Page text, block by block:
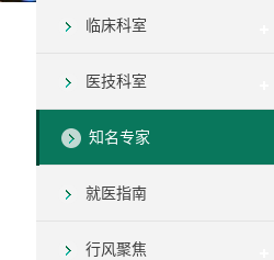
临床科室
医技科室
知名专家
就医指南
行风聚焦